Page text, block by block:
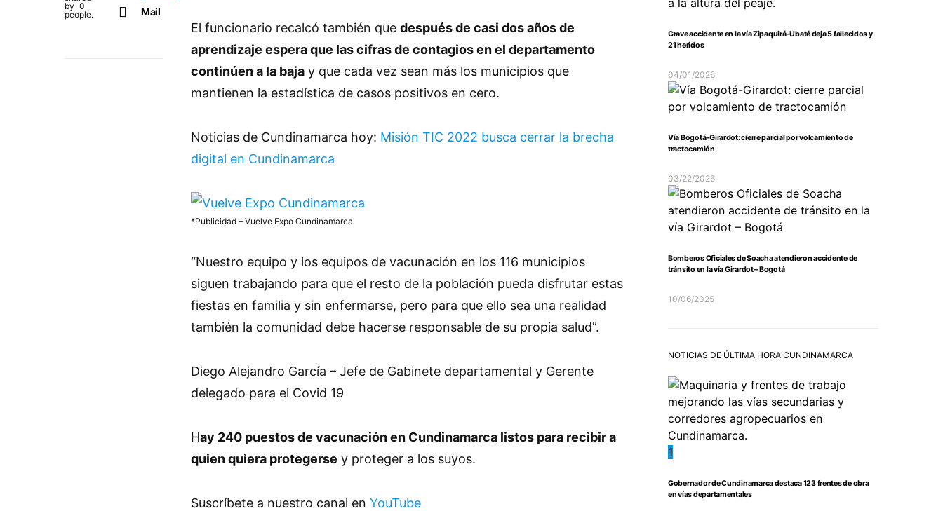
by 0
people.
Mail
El funcionario recalcó también que después de casi dos años de
aprendizaje espera que las cifras de contagios en el departamento
continúen a la baja y que cada vez sean más los municipios que
mantienen la estadística de casos positivos en cero.
Noticias de Cundinamarca hoy: Misión TIC 2022 busca cerrar la brecha
digital en Cundinamarca
*Publicidad – Vuelve Expo Cundinamarca
“Nuestro equipo y los equipos de vacunación en los 116 municipios
siguen trabajando para que el resto de la población pueda disfrutar estas
fiestas en familia y sin enfermarse, pero para que ello sea una realidad
también la comunidad debe hacerse responsable de su propia salud”.
Diego Alejandro García – Jefe de Gabinete departamental y Gerente
delegado para el Covid 19
Hay 240 puestos de vacunación en Cundinamarca listos para recibir a
quien quiera protegerse y proteger a los suyos.
Suscríbete a nuestro canal en YouTube
Grave accidente en la vía Zipaquirá-Ubaté deja 5 fallecidos y
21 heridos
04/01/2026
Vía Bogotá-Girardot: cierre parcial por volcamiento de
tractocamión
03/22/2026
Bomberos Oficiales de Soacha atendieron accidente de
tránsito en la vía Girardot – Bogotá
10/06/2025
NOTICIAS DE ÚLTIMA HORA CUNDINAMARCA
1
Gobernador de Cundinamarca destaca 123 frentes de obra
en vías departamentales